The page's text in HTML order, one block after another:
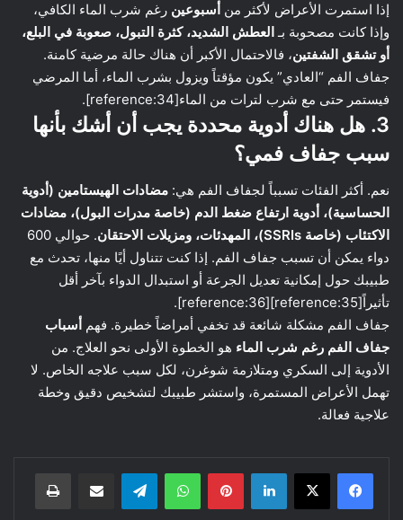
إذا استمرت الأعراض لأكثر من أسبوعين رغم شرب الماء الكافي،
وإذا كانت مصحوبة بـ العطش الشديد، كثرة التبول، صعوبة في البلع،
أو تشقق الشفتين، فالاحتمال الأكبر أن هناك حالة مرضية كامنة.
جفاف الفم “العادي” يكون مؤقتاً ويزول بشرب الماء، أما المرضي
فيستمر حتى مع شرب لترات من الماء[reference:34].
3. هل هناك أدوية محددة يجب أن أشك بأنها
سبب جفاف فمي؟
نعم. أكثر الفئات تسبباً لجفاف الفم هي: مضادات الهيستامين (أدوية
الحساسية)، أدوية ارتفاع ضغط الدم (خاصة مدرات البول)، مضادات
الاكتئاب (خاصة SSRIs)، المهدئات، ومزيلات الاحتقان
. حوالي 600
دواء يمكن أن تسبب جفاف الفم. إذا كنت تتناول أيًا منها، تحدث مع
طبيبك حول إمكانية تعديل الجرعة أو استبدال الدواء بآخر أقل
تأثيراً[reference:35][reference:36].
جفاف الفم مشكلة شائعة قد تخفي أمراضاً خطيرة. فهم أسباب
جفاف الفم رغم شرب الماء هو الخطوة الأولى نحو العلاج. من
الأدوية إلى السكري ومتلازمة شوغرن، لكل سبب علاجه الخاص. لا
تهمل الأعراض المستمرة، واستشر طبيبك لتشخيص دقيق وخطة
علاجية فعالة.
لينكدإن بينتيريست واتساب